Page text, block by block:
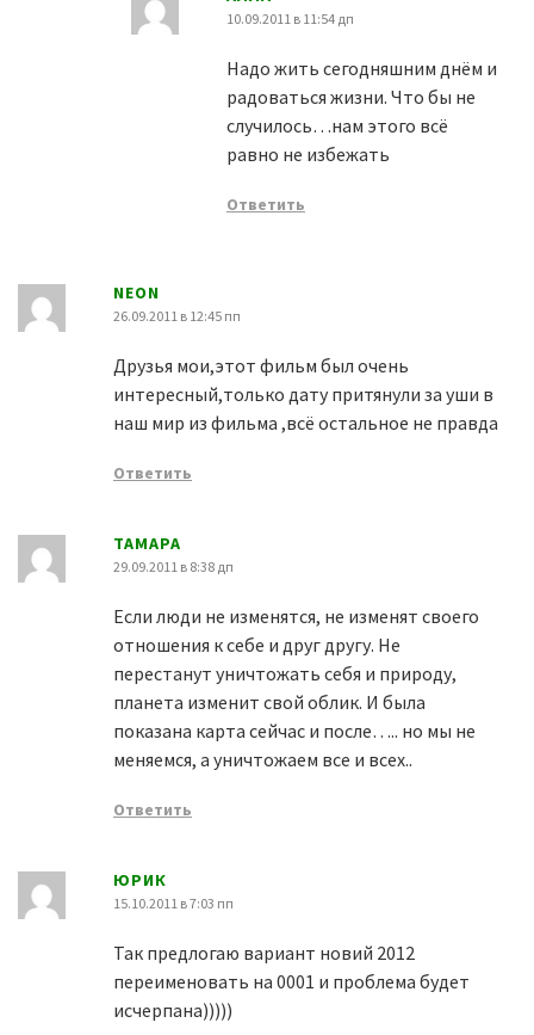
10.09.2011 в 11:54 дп
Надо жить сегодняшним днём и
радоваться жизни. Что бы не
случилось…нам этого всё
равно не избежать
Ответить
NEON
26.09.2011 в 12:45 пп
Друзья мои,этот фильм был очень
интересный,только дату притянули за уши в
наш мир из фильма ,всё остальное не правда
Ответить
ТАМАРА
29.09.2011 в 8:38 дп
Если люди не изменятся, не изменят своего
отношения к себе и друг другу. Не
перестанут уничтожать себя и природу,
планета изменит свой облик. И была
показана карта сейчас и после….. но мы не
меняемся, а уничтожаем все и всех..
Ответить
ЮРИК
15.10.2011 в 7:03 пп
Так предлогаю вариант новий 2012
переименовать на 0001 и проблема будет
исчерпана)))))